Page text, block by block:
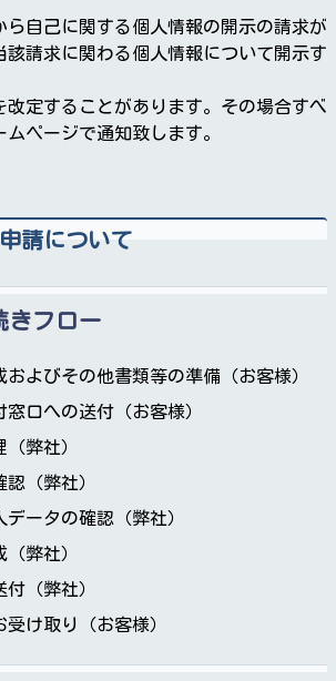
ら自己に関する個人情報の開示の請求が
該請求に関わる個人情報について開示す
改定することがあります。その場合すべ
ページで通知致します。
請について
きフロー
およびその他書類等の準備（お客様）
窓口への送付（お客様）
弊社）
（弊社）
データの確認（弊社）
弊社）
（弊社）
受け取り（お客様）